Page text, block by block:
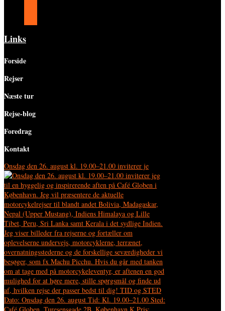
Links
Forside
Rejser
Næste tur
Rejse-blog
Foredrag
Kontakt
Onsdag den 26. august kl. 19.00–21.00 inviterer je